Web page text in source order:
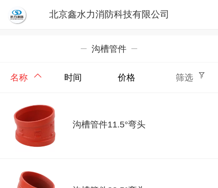
北京鑫水力消防科技有限公司
沟槽管件
名称 时间 价格 筛选
沟槽管件11.5°弯头